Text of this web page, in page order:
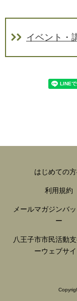
イベント・
はじめての
利用規約
メールマガジンバ
ー
八王子市市民活動
ーウェブサイ